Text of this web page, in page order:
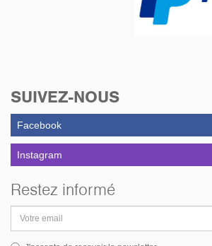
était constamment à l'abri
SUIVEZ-NOUS
Facebook
Instagram
Restez informé
email